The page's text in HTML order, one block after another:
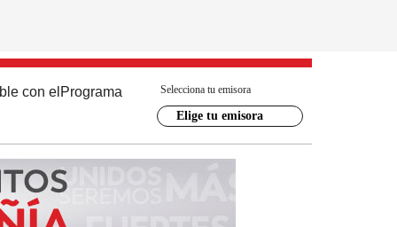
con el Programa Selecciona tu emisora
Elige tu emisora